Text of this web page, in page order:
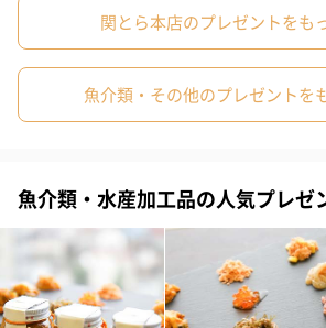
関とら本店のプレゼントをも
魚介類・その他のプレゼントを
魚介類・水産加工品の人気プレゼ